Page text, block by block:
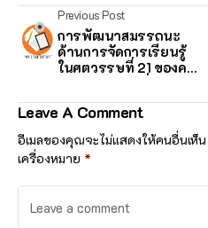
Previous Post
การพัฒนาสมรรถนะ
ด้านการจัดการเรียนรู้
ในศตวรรษที่ 21 ของครู
ต้องการพิเศษโรงเรียน
พิบูลประชาสรรค์
Leave A Comment
อีเมลของคุณจะไม่แสดงให้คนอื่นเห็น
เครื่องหมาย *